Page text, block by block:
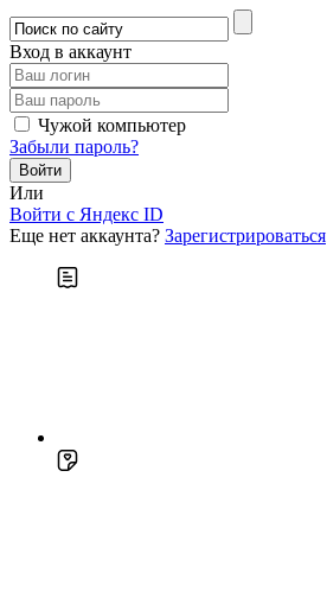
Вход в аккаунт
Чужой компьютер
Забыли пароль?
Или
Войти c Яндекс ID
Еще нет аккаунта? Зарегистрироваться